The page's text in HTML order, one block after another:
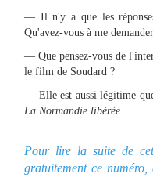
— Il n'y a que les
Qu'avez-vous à me
— Que pensez-vous de
le film de Soudard ?
— Elle est aussi légitime
La Normandie libérée
Pour lire la suite de
gratuitement ce